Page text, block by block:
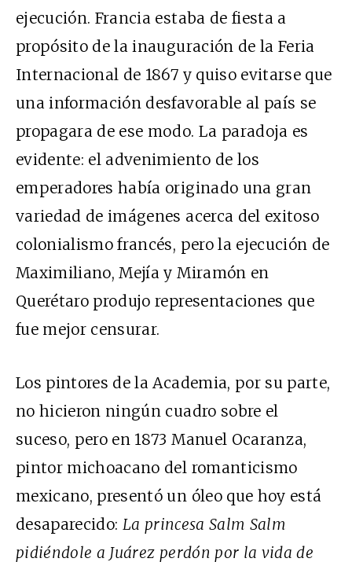
ejecución. Francia estaba de fiesta a
propósito de la inauguración de la Feria
Internacional de 1867 y quiso evitarse que
una información desfavorable al país se
propagara de ese modo. La paradoja es
evidente: el advenimiento de los
emperadores había originado una gran
variedad de imágenes acerca del exitoso
colonialismo francés, pero la ejecución de
Maximiliano, Mejía y Miramón en
Querétaro produjo representaciones que
fue mejor censurar.
Los pintores de la Academia, por su parte,
no hicieron ningún cuadro sobre el
suceso, pero en 1873 Manuel Ocaranza,
pintor michoacano del romanticismo
mexicano, presentó un óleo que hoy está
desaparecido: La princesa Salm Salm
pidiéndole a Juárez perdón por la vida de